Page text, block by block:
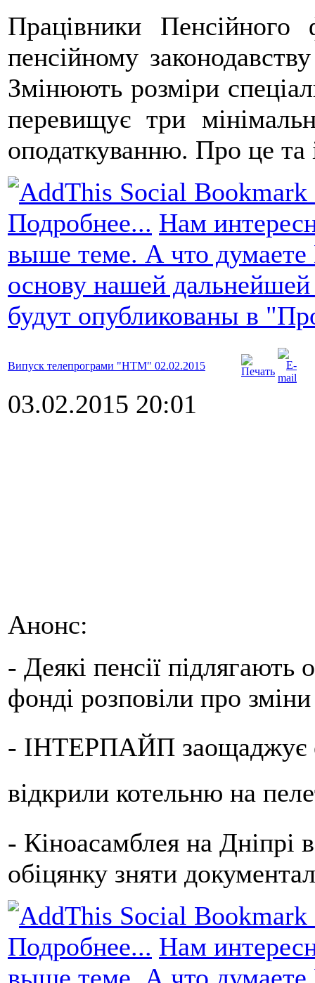
Працівники
пенсійному
Змінюють розміри
перевищує три
оподаткуванню. Про це та
Подробнее... Нам
выше теме. А что
основу нашей
будут опубликованы в
Випуск телепрограми "НТМ" 02.02.2015
03.02.2015 20:01
Анонс:
- Деякі пенсії
фонді розповіли про
- ІНТЕРПАЙП заощаджує
відкрили котельню на
- Кіноасамблея на Дніпрі
обіцянку зняти
Подробнее... Нам